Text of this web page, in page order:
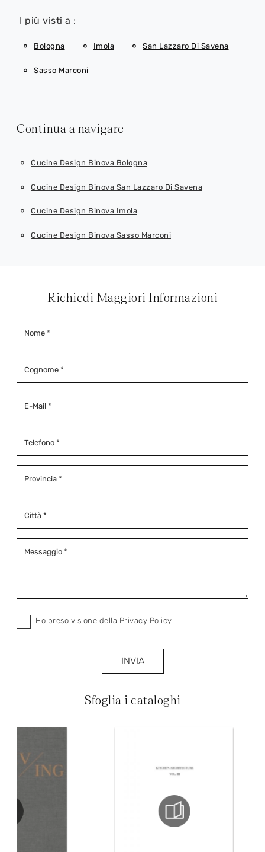
I più visti a :
Bologna Imola San Lazzaro Di Savena
Sasso Marconi
Continua a navigare
Cucine Design Binova Bologna
Cucine Design Binova San Lazzaro Di Savena
Cucine Design Binova Imola
Cucine Design Binova Sasso Marconi
Sfoglia i cataloghi
Richiedi Maggiori Informazioni
Ho preso visione della Privacy Policy
INVIA